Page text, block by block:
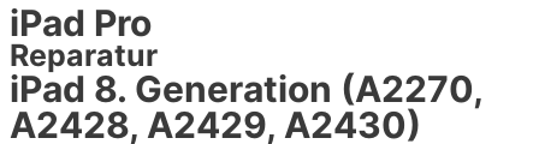
iPad Pro
Reparatur
iPad 8. Generation (A2270,
A2428, A2429, A2430)